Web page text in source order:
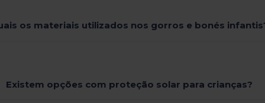
os materiais utilizados nos gorros e bonés
Existem opções com proteção solar para crianças?